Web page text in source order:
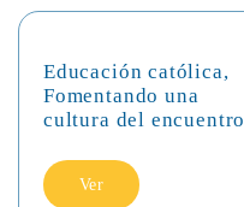
Educación católica,
Fomentando una
cultura del encuentro
Ver